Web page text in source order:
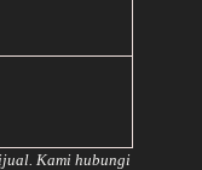
Kami hubungi